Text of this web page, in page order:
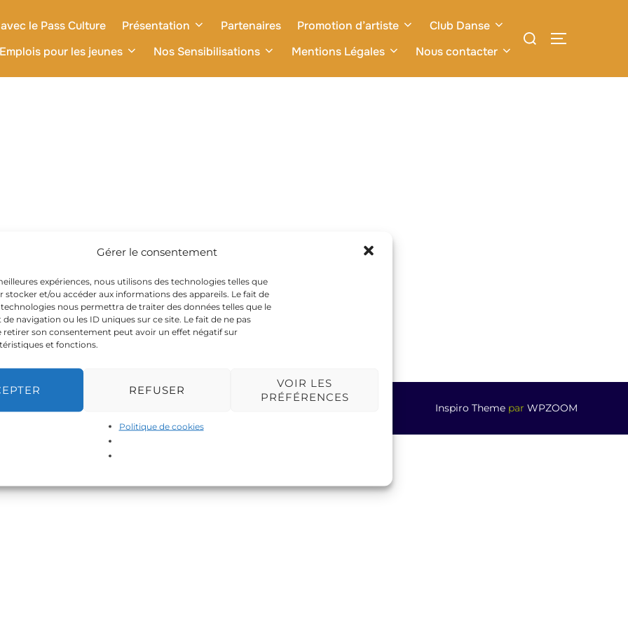
Gérer le consentement
expériences, nous utilisons des technologies telles que
stocker et/ou accéder aux informations des appareils. Le fait de
nous permettra de traiter des données telles que le
navigation ou les ID uniques sur ce site. Le fait de ne pas
retirer son consentement peut avoir un effet négatif sur
et fonctions.
REFUSER
VOIR LES
PRÉFÉRENCES
Politique de cookies
le Pass Culture Présentation Partenaires Promotion d’artiste
Club Danse
pour les jeunes
Nos Sensibilisations Mentions Légales Nous contacter
Inspiro Theme par WPZOOM